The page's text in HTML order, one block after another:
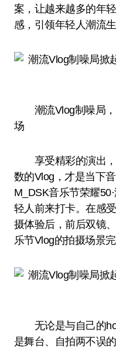
案，让越来越多的年
感，引领年轻人潮流生
潮流Vlog制噪局，
场
享受精彩的演出，
数的Vlog，才是当下
M_DSK音乐节荣耀
轻人前来打卡。在感
摄体验后，前后双镜
乐节Vlog的拍摄场景完
无论是与自己的
是舞台、自拍两不误